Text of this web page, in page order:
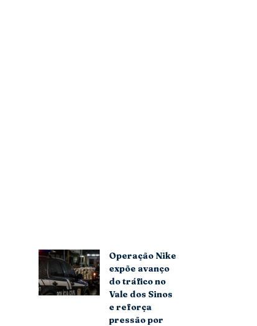
Operação Nike
expõe avanço
do tráfico no
Vale dos Sinos
e reforça
pressão por